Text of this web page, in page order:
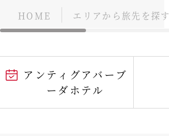
HOME エリアから旅先を探す
アンティグアバーブ
ーダホテル